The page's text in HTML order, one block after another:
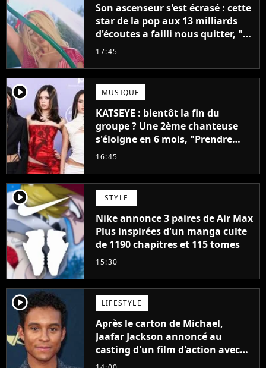
Son ascenseur s'est écrasé : cette
star de la pop aux 13 milliards
d'écoutes a failli nous quitter, "Je
pensais ne plus jamais chanter"
17:45
player2 MUSIQUE
KATSEYE : bientôt la fin du
groupe ? Une 2ème chanteuse
s'éloigne en 6 mois, "Prendre
cette décision n’a pas été facile"
16:45
player2 STYLE
Nike annonce 3 paires de Air Max
Plus inspirées d'un manga culte
de 1190 chapitres et 115 tomes
15:30
player2 LIFESTYLE
Après le carton de Michael,
Jaafar Jackson annoncé au
casting d'un film d'action avec
Will Smith